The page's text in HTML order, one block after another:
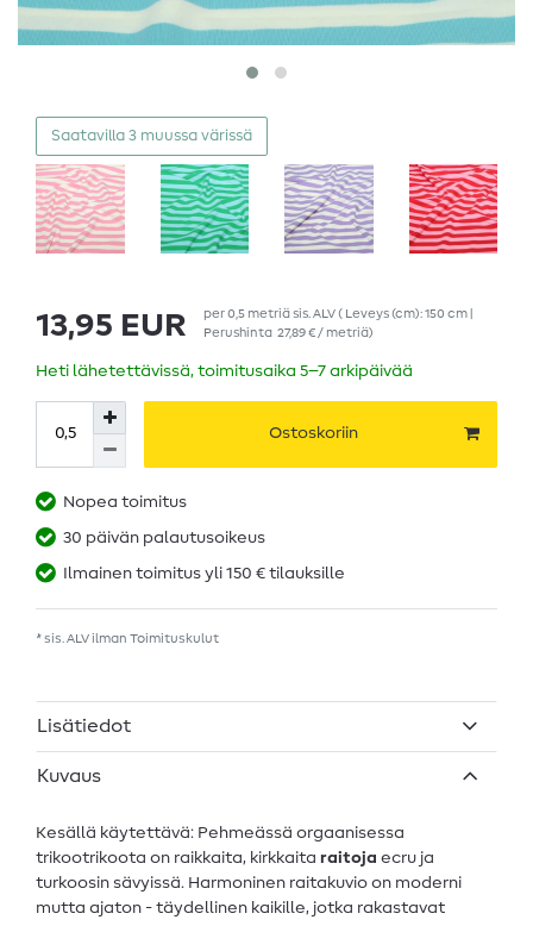
Saatavilla 3 muussa värissä
13,95 EUR per0,5 metriäsis. ALV( Leveys (cm): 150 cm |
Perushinta 27,89 € / metriä)
Heti lähetettävissä, toimitusaika 5–7 arkipäivää
Ostoskoriin
Nopea toimitus
30 päivän palautusoikeus
Ilmainen toimitus yli 150 € tilauksille
* sis. ALV ilman Toimituskulut
Lisätiedot
Kuvaus
Kesällä käytettävä: Pehmeässä orgaanisessa
trikootrikoota on raikkaita, kirkkaita raitoja ecru ja
turkoosin sävyissä. Harmoninen raitakuvio on moderni
mutta ajaton - täydellinen kaikille, jotka rakastavat